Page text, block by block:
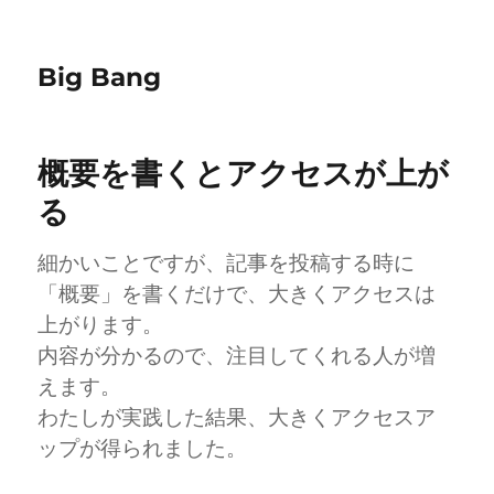
Big Bang
概要を書くとアクセスが上が
る
細かいことですが、記事を投稿する時に
「概要」を書くだけで、大きくアクセスは
上がります。
内容が分かるので、注目してくれる人が増
えます。
わたしが実践した結果、大きくアクセスア
ップが得られました。